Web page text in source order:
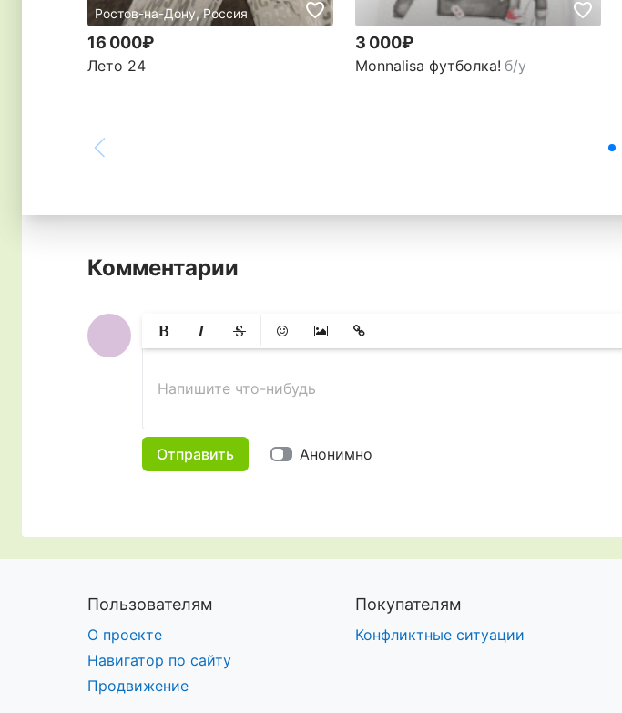
Ростов-на-Дону, Россия
16 000₽
Лето 24
3 000₽
Monnalisa футболка! б/у
Комментарии
ЖирныйКурсивЗачеркнутый
СмайликиВставить изображение
Вставить ссылку
Напишите что-нибудь
Отправить Анонимно
Пользователям
О проекте
Навигатор по сайту
Продвижение
Покупателям
Конфликтные ситуации